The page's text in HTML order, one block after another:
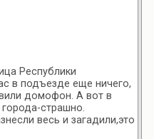
Республики
в подъезде еще ничего,
домофон. А вот в
страшно.
весь и загадили,это